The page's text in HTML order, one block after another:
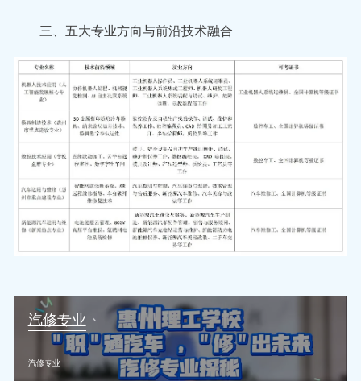
三、五大专业方向与前沿技术融合
汽修专业
汽修专业